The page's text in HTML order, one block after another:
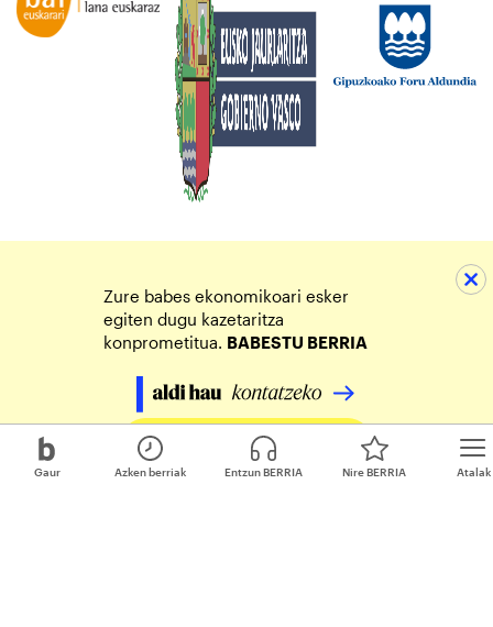
Gaur Atalak
Azken berriak Entzun BERRIA Nire BERRIA
Zure babes ekonomikoari esker
egiten dugu kazetaritza
konprometitua. BABESTU BERRIA
Egin zure ekarpena